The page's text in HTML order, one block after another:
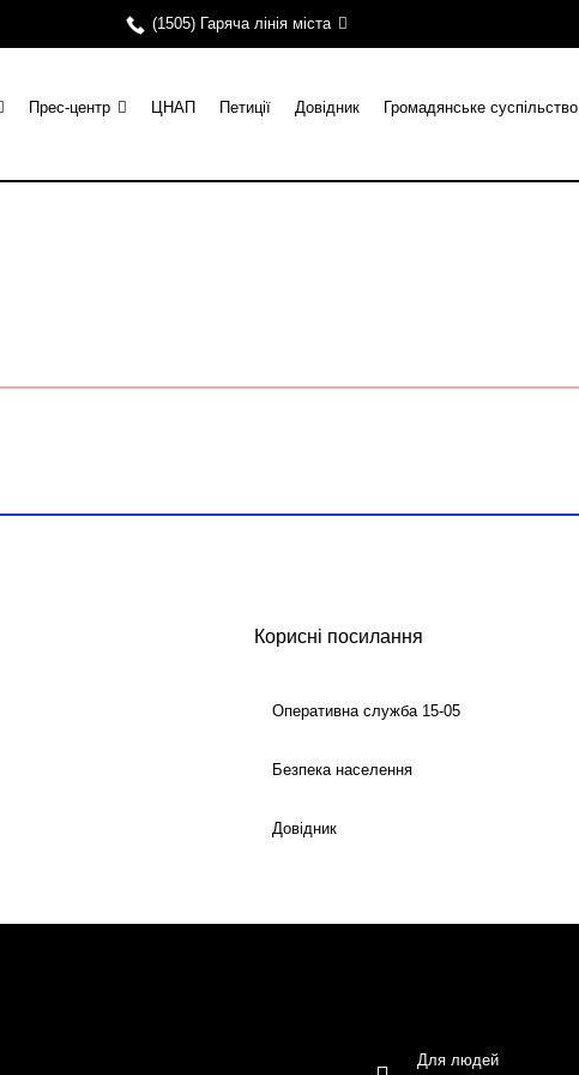
(1505) Гаряча лінія міста
Прес-центр ЦНАП Петиції Довідник Громадянське суспільство
Корисні посилання
Оперативна служба 15-05
Безпека населення
Довідник
Для людей